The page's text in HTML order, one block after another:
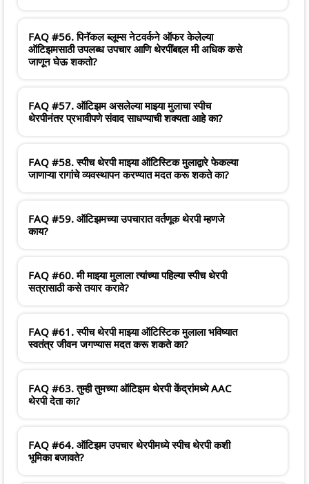
FAQ #56. पिनॅकल ब्लूम्स नेटवर्कने ऑफर केलेल्या
ऑटिझमसाठी उपलब्ध उपचार आणि थेरपींबद्दल मी अधिक कसे
जाणून घेऊ शकतो?
FAQ #57. ऑटिझम असलेल्या माझ्या मुलाचा स्पीच
थेरपीनंतर प्रभावीपणे संवाद साधण्याची शक्यता आहे का?
FAQ #58. स्पीच थेरपी माझ्या ऑटिस्टिक मुलाद्वारे फेकल्या
जाणाऱ्या रागांचे व्यवस्थापन करण्यात मदत करू शकते का?
FAQ #59. ऑटिझमच्या उपचारात वर्तणूक थेरपी म्हणजे
काय?
FAQ #60. मी माझ्या मुलाला त्यांच्या पहिल्या स्पीच थेरपी
सत्रासाठी कसे तयार करावे?
FAQ #61. स्पीच थेरपी माझ्या ऑटिस्टिक मुलाला भविष्यात
स्वतंत्र जीवन जगण्यास मदत करू शकते का?
FAQ #63. तुम्ही तुमच्या ऑटिझम थेरपी केंद्रांमध्ये AAC
थेरपी देता का?
FAQ #64. ऑटिझम उपचार थेरपीमध्ये स्पीच थेरपी कशी
भूमिका बजावते?